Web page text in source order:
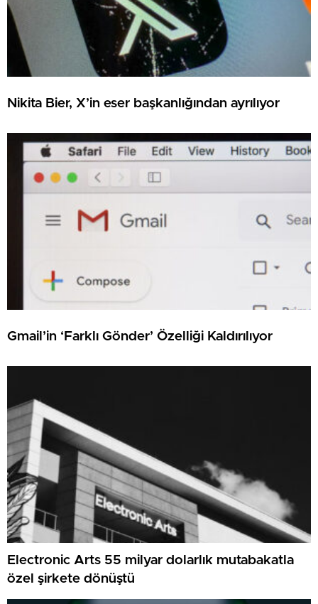
Nikita Bier, X’in eser başkanlığından ayrılıyor
Gmail’in ‘Farklı Gönder’ Özelliği Kaldırılıyor
Electronic Arts 55 milyar dolarlık mutabakatla
özel şirkete dönüştü